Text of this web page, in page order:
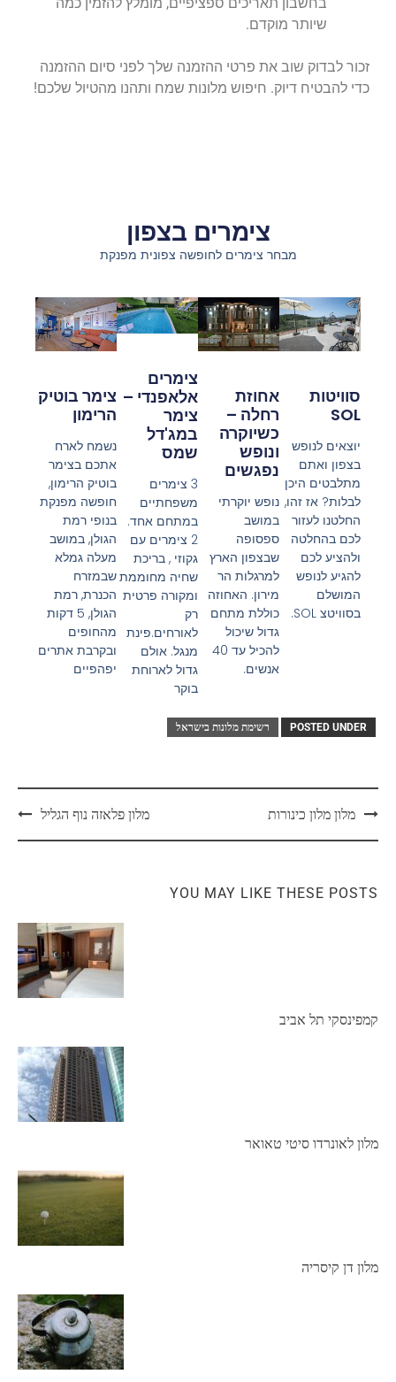
שיותר מוקדם.
זכור לבדוק שוב את פרטי ההזמנה שלך לפני סיום ההזמנה
כדי להבטיח דיוק. חיפוש מלונות שמח ותהנו מהטיול שלכם!
צימרים בצפון
מבחר צימרים לחופשה צפונית מפנקת
סוויטות
SOL
יוצאים לנופש
בצפון ואתם
מתלבטים היכן
לבלות? אז זהו,
החלטנו לעזור
לכם בהחלטה
ולהציע לכם
להגיע לנופש
המושלם
בסוויטצ SOL.
אחוזת
רחלה –
כשיוקרה
ונופש
נפגשים
נופש יוקרתי
במושב
ספסופה
שבצפון הארץ
למרגלות הר
מירון. האחוזה
כוללת מתחם
גדול שיכול
להכיל עד 40
אנשים.
צימרים
אלאפנדי –
צימר
במג'דל
שמס
3 צימרים
משפחתיים
במתחם אחד.
2 צימרים עם
גקוזי , בריכת
שחיה מחוממת
ומקורה פרטית
רק
לאורחים.פינת
מנגל. אולם
גדול לארוחת
בוקר
צימר בוטיק
הרימון
נשמח לארח
אתכם בצימר
בוטיק הרימון,
חופשה מפנקת
בנופי רמת
הגולן, במושב
מעלה גמלא
שבמזרח
הכנרת, רמת
הגולן, 5 דקות
מהחופים
ובקרבת אתרים
יפהפיים
POSTED UNDER רשימת מלונות בישראל
מלון מלון כינורות מלון פלאזה נוף הגליל
YOU MAY LIKE THESE POSTS
קמפינסקי תל אביב
מלון לאונרדו סיטי טאואר
מלון דן קיסריה